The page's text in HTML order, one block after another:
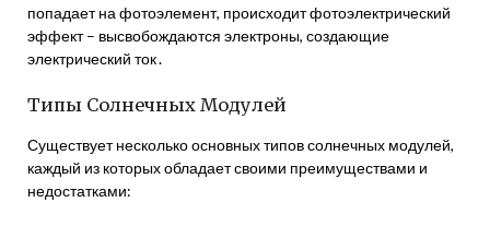
попадает на фотоэлемент, происходит фотоэлектрический
эффект – высвобождаются электроны, создающие
электрический ток․
Типы Солнечных Модулей
Существует несколько основных типов солнечных модулей,
каждый из которых обладает своими преимуществами и
недостатками: